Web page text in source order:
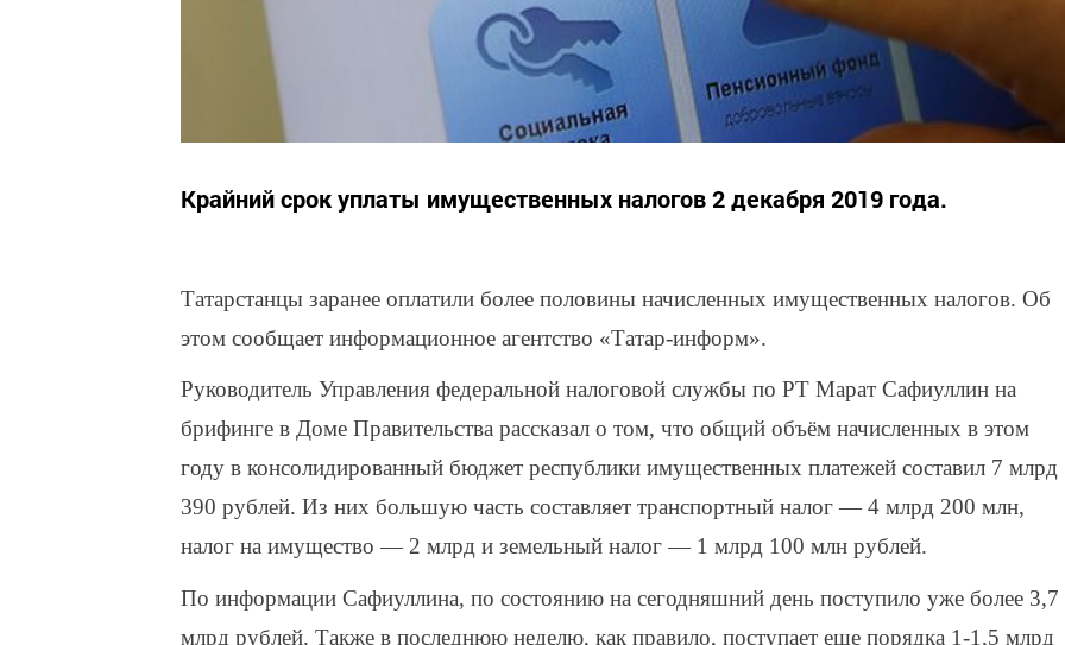
Крайний срок уплаты имущественных налогов 2 декабря 2019 года.
Татарстанцы заранее оплатили более половины начисленных имущественных налогов. Об
этом сообщает информационное агентство «Татар-информ».
Руководитель Управления федеральной налоговой службы по РТ Марат Сафиуллин на
брифинге в Доме Правительства рассказал о том, что общий объём начисленных в этом
году в консолидированный бюджет республики имущественных платежей составил 7 млрд
390 рублей. Из них большую часть составляет транспортный налог — 4 млрд 200 млн,
налог на имущество — 2 млрд и земельный налог — 1 млрд 100 млн рублей.
По информации Сафиуллина, по состоянию на сегодняшний день поступило уже более 3,7
млрд рублей. Также в последнюю неделю, как правило, поступает еще порядка 1-1,5 млрд